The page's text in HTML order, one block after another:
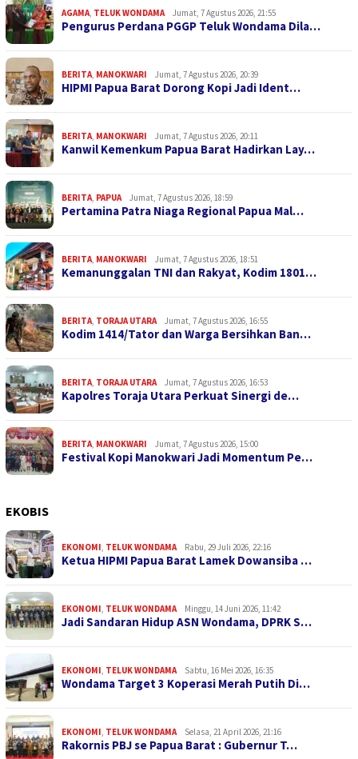
AGAMA, TELUK WONDAMA Jumat, 7 Agustus 2026, 21:55
Pengurus Perdana PGGP Teluk Wondama Dila…
BERITA, MANOKWARI Jumat, 7 Agustus 2026, 20:39
HIPMI Papua Barat Dorong Kopi Jadi Ident…
BERITA, MANOKWARI Jumat, 7 Agustus 2026, 20:11
Kanwil Kemenkum Papua Barat Hadirkan Lay…
BERITA, PAPUA Jumat, 7 Agustus 2026, 18:59
Pertamina Patra Niaga Regional Papua Mal…
BERITA, MANOKWARI Jumat, 7 Agustus 2026, 18:51
Kemanunggalan TNI dan Rakyat, Kodim 1801…
BERITA, TORAJA UTARA Jumat, 7 Agustus 2026, 16:55
Kodim 1414/Tator dan Warga Bersihkan Ban…
BERITA, TORAJA UTARA Jumat, 7 Agustus 2026, 16:53
Kapolres Toraja Utara Perkuat Sinergi de…
BERITA, MANOKWARI Jumat, 7 Agustus 2026, 15:00
Festival Kopi Manokwari Jadi Momentum Pe…
EKOBIS
EKONOMI, TELUK WONDAMA Rabu, 29 Juli 2026, 22:16
Ketua HIPMI Papua Barat Lamek Dowansiba …
EKONOMI, TELUK WONDAMA Minggu, 14 Juni 2026, 11:42
Jadi Sandaran Hidup ASN Wondama, DPRK S…
EKONOMI, TELUK WONDAMA Sabtu, 16 Mei 2026, 16:35
Wondama Target 3 Koperasi Merah Putih Di…
EKONOMI, TELUK WONDAMA Selasa, 21 April 2026, 21:16
Rakornis PBJ se Papua Barat : Gubernur T…